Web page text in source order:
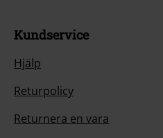
Kundservice
Hjälp
Returpolicy
Returnera en vara